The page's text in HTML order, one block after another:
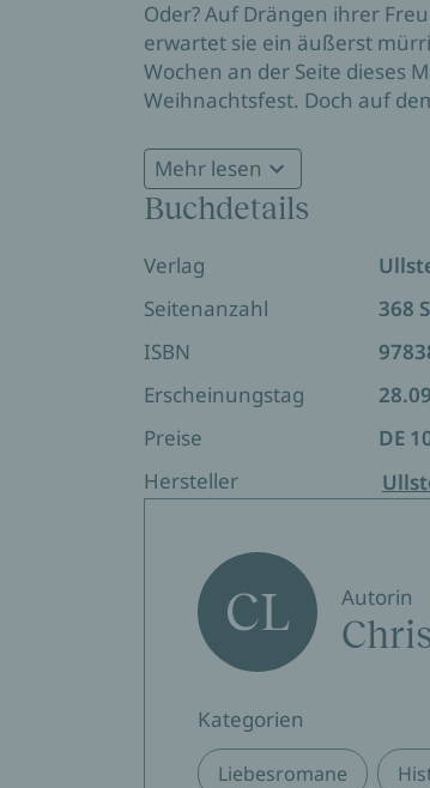
Oder? Auf Drängen ihrer
erwartet sie ein äußerst
Wochen an der Seite dieses
Weihnachtsfest. Doch auf
auch an die Liebe?
Mehr lesen
Buchdetails
Verlag
Seitenanzahl
368
ISBN
Erscheinungstag
Preise
DE
Hersteller
CL Autorin
Kategorien
Liebesromane